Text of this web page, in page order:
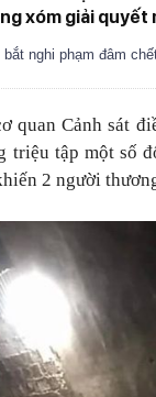
xóm giải
bắt nghi phạm đâm
quan Cảnh sát
triệu tập một số
2 người